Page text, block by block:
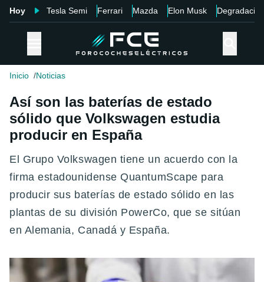
Hoy Tesla Semi Ferrari Mazda Elon Musk Degradación
Inicio Noticias
Así son las baterías de estado
sólido que Volkswagen estudia
producir en España
El Grupo Volkswagen tiene un acuerdo con la
firma estadounidense QuantumScape para
producir sus baterías de estado sólido en las
plantas de su división PowerCo, que se sitúan
en Alemania, Canadá y España.